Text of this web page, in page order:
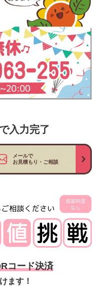
入力完了
メールで
お見積もり・ご相談
コード決済
ます！